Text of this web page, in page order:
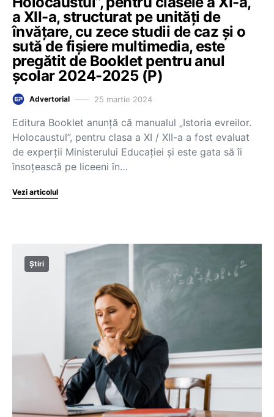
a XII-a, structurat pe unități de
învățare, cu zece studii de caz și o
sută de fișiere multimedia, este
pregătit de Booklet pentru anul
școlar 2024-2025 (P)
Advertorial 25 martie 2024
Editura Booklet anunță că manualul „Istoria evreilor.
Holocaustul”, pentru clasa a XI / XII-a a fost evaluat
de experții Ministerului Educației și este gata să îi
însoțească pe liceeni în…
Vezi articolul
Știri